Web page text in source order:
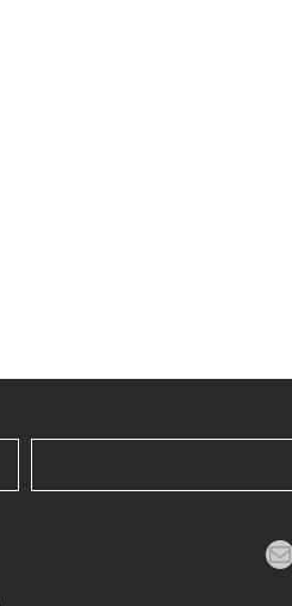
Mail